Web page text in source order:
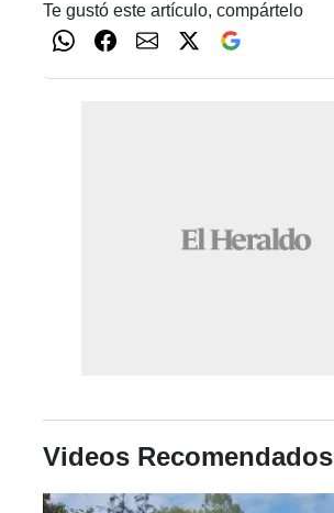
Te gustó este artículo, compártelo
Videos Recomendados